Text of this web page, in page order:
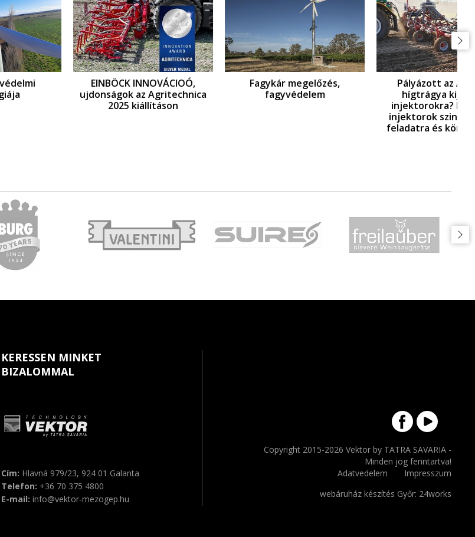
EINBÖCK INNOVÁCIOÓ,
ujdonságok az Agritechnica
2025 kiállításon
Fagykár megelőzés,
fagyvédelem
Pályázott az ATK-ban
hígtrágya kijuttató
injektorokra? Hígtrágya
injektorok szinte minden
feladatra és körülményre!
KERESSEN MINKET
BIZALOMMAL
Cím: Hlavná 979/23, 924 01 Galanta
Telefon: +36 70 375 4800
E-mail: info@vektor-mezogep.hu
Copyright 2015-2026 Vektor by TATRA SAVARIA -
Minden jog fenntartva!
Adatvedelem
Impresszum
webáruház készítés Győr: 24works